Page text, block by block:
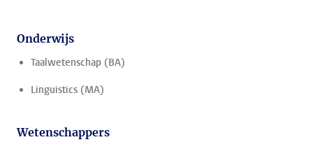
Onderwijs
Taalwetenschap (BA)
Linguistics (MA)
Wetenschappers